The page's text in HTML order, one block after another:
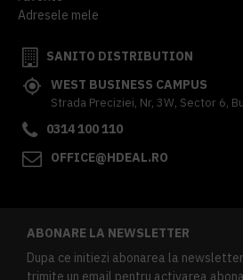
Adresele mele
SANITO DISTRIBUTION
WEST BUSINESS CAMPUS
Strada Preciziei, Nr, 3W, Sector 6,
0314 100 110
OFFICE@HDEAL.RO
ABONARE LA NEWSLETTER
Dupa ce initiezi abonarea la
trimite un email pentru activarea